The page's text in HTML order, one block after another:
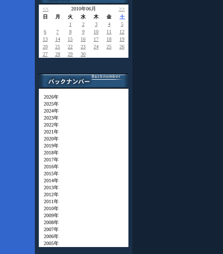
<< 2010年06月
>>
日
月 火 水 木 金 土
1 2 3 4
5
6
7 8 9 10 11
12
13
14 15 16 17 18
19
20
21 22 23 24 25
26
27
28 29 30
2026年
2025年
2024年
2023年
2022年
2021年
2020年
2019年
2018年
2017年
2016年
2015年
2014年
2013年
2012年
2011年
2010年
2009年
2008年
2007年
2006年
2005年